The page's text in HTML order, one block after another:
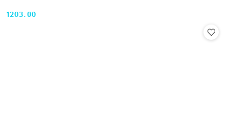
Cena:
1203.00